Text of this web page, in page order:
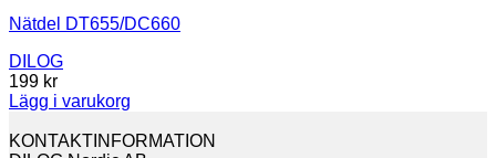
Nätdel DT655/DC660
DILOG
199 kr
Lägg i varukorg
KONTAKTINFORMATION